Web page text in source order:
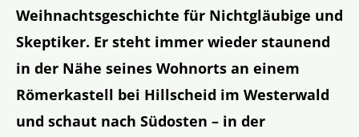
Weihnachtsgeschichte für Nichtgläubige und
Skeptiker. Er steht immer wieder staunend
in der Nähe seines Wohnorts an einem
Römerkastell bei Hillscheid im Westerwald
und schaut nach Südosten – in der